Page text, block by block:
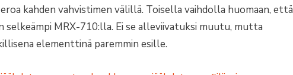
kahden vahvistimen välillä. Toisella vaihdolla huomaan, että
MRX-710:lla. Ei se alleviivatuksi muutu, mutta
elementtinä paremmin esille.